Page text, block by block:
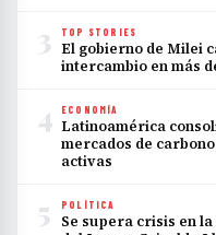
3 TOP STORIES
El gobierno de Milei
intercambio en más
4 ECONOMÍA
Latinoamérica
mercados de
activas
5 POLÍTICA
Se supera crisis en